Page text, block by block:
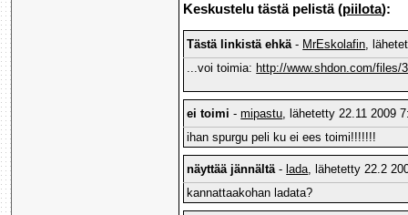
Keskustelu tästä pelistä (piilota):
Tästä linkistä ehkä- MrEskolafin,
...voi toimia: http://www.shdon.com/files/
ei toimi -mipastu, lähetetty 22.11 2009
ihan spurgu peli ku ei ees toimi!!!!!!!
näyttää jännältä- lada, lähetetty 22.2
kannattaakohan ladata?